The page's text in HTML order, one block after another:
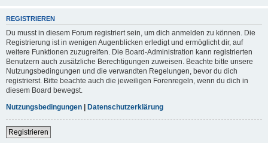
REGISTRIEREN
Du musst in diesem Forum registriert sein, um dich anmelden zu können. Die
Registrierung ist in wenigen Augenblicken erledigt und ermöglicht dir, auf
weitere Funktionen zuzugreifen. Die Board-Administration kann registrierten
Benutzern auch zusätzliche Berechtigungen zuweisen. Beachte bitte unsere
Nutzungsbedingungen und die verwandten Regelungen, bevor du dich
registrierst. Bitte beachte auch die jeweiligen Forenregeln, wenn du dich in
diesem Board bewegst.
Nutzungsbedingungen | Datenschutzerklärung
Registrieren